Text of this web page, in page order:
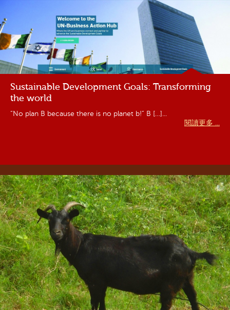
Sustainable Development Goals: Transforming
the world
“No plan B because there is no planet b!” B […]...
閱讀更多 ...